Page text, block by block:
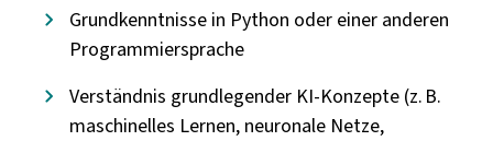
Grundkenntnisse in Python oder einer anderen
Programmiersprache
Verständnis grundlegender KI-Konzepte (z. B.
maschinelles Lernen, neuronale Netze,